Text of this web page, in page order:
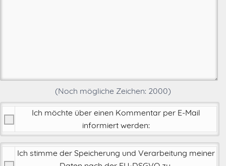
(Noch mögliche Zeichen: 2000)
Ich möchte über einen Kommentar per E-Mail
informiert werden:
Ich stimme der Speicherung und Verarbeitung meiner